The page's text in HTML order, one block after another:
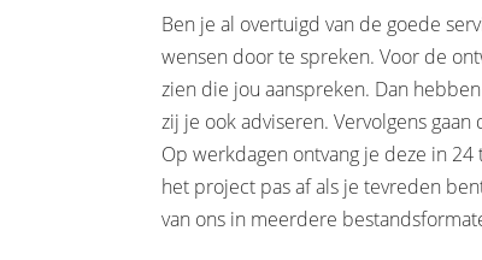
Ben je al overtuigd van de goede
wensen door te spreken. Voor de
zien die jou aanspreken. Dan
zij je ook adviseren. Vervolgens
Op werkdagen ontvang je deze in
het project pas af als je tevreden
van ons in meerdere